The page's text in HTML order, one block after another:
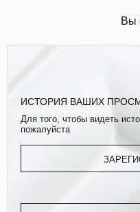
Вы
ИСТОРИЯ ВАШИХ
Для того, чтобы видеть
пожалуйста